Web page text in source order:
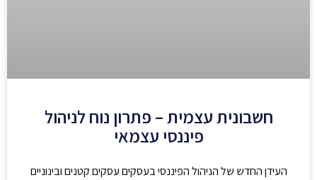
חשבונית עצמית – פתרון נוח לניהול
פיננסי עצמאי
העידן החדש של הניהול הפיננסי בעסקים עסקים קטנים ובינוניים